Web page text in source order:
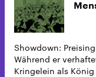
Showdown:
Während er
Kringelein als